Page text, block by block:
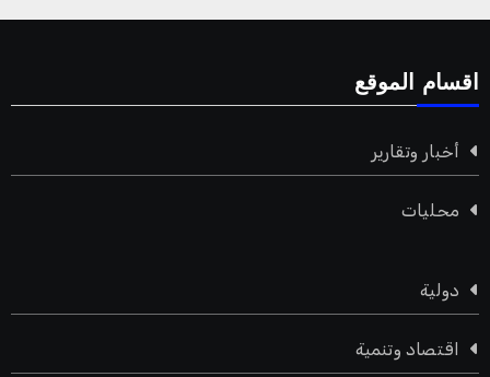
اقسام الموقع
أخبار وتقارير
محليات
دولية
اقتصاد وتنمية